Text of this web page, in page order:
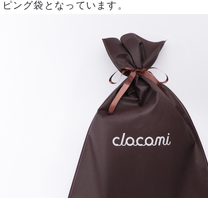
ング袋となっています。